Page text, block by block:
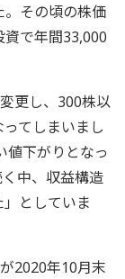
。その頃の株価
で年間33,000
更し、300株以
てしまいまし
値下がりとなっ
中、収益構造
としていま
2020年10月末